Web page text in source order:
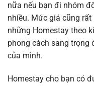
nữa nếu bạn đi nhóm
nhiều. Mức giá cũng
những Homestay theo
phong cách sang trọng
của mình.
Homestay cho bạn có